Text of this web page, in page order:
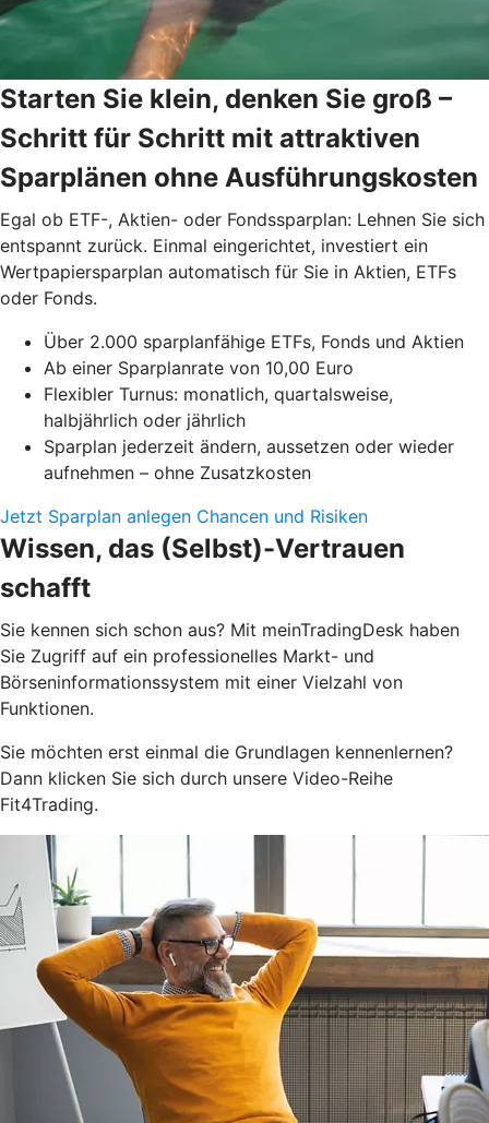
Starten Sie klein, denken Sie groß –
Schritt für Schritt mit attraktiven
Sparplänen ohne Ausführungskosten
Egal ob ETF-, Aktien- oder Fondssparplan: Lehnen Sie sich
entspannt zurück. Einmal eingerichtet, investiert ein
Wertpapiersparplan automatisch für Sie in Aktien, ETFs
oder Fonds.
Über 2.000 sparplanfähige ETFs, Fonds und Aktien
Ab einer Sparplanrate von 10,00 Euro
Flexibler Turnus: monatlich, quartalsweise,
halbjährlich oder jährlich
Sparplan jederzeit ändern, aussetzen oder wieder
aufnehmen – ohne Zusatzkosten
Jetzt Sparplan anlegen Chancen und Risiken
Wissen, das (Selbst)-Vertrauen
schafft
Sie kennen sich schon aus? Mit meinTradingDesk haben
Sie Zugriff auf ein professionelles Markt- und
Börseninformationssystem mit einer Vielzahl von
Funktionen.
Sie möchten erst einmal die Grundlagen kennenlernen?
Dann klicken Sie sich durch unsere Video-Reihe
Fit4Trading.